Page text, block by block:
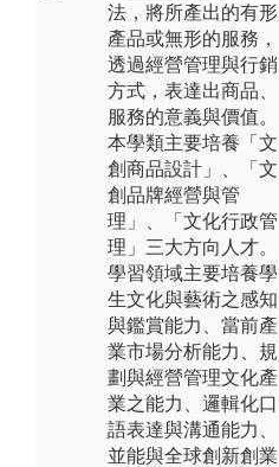
法，將所產出的有形
產品或無形的服務，
透過經營管理與行銷
方式，表達出商品、
服務的意義與價值。
本學類主要培養「文
創商品設計」、「文
創品牌經營與管
理」、「文化行政管
理」三大方向人才。
學習領域主要培養學
生文化與藝術之感知
與鑑賞能力、當前產
業市場分析能力、規
劃與經營管理文化產
業之能力、邏輯化口
語表達與溝通能力、
並能與全球創新創業